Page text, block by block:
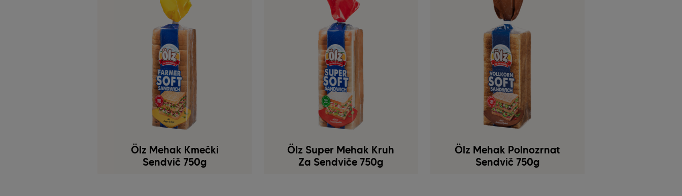
Ölz Mehak Kmečki
Sendvič 750g
Ölz Super Mehak Kruh
Za Sendviče 750g
Ölz Mehak Polnozrnat
Sendvič 750g